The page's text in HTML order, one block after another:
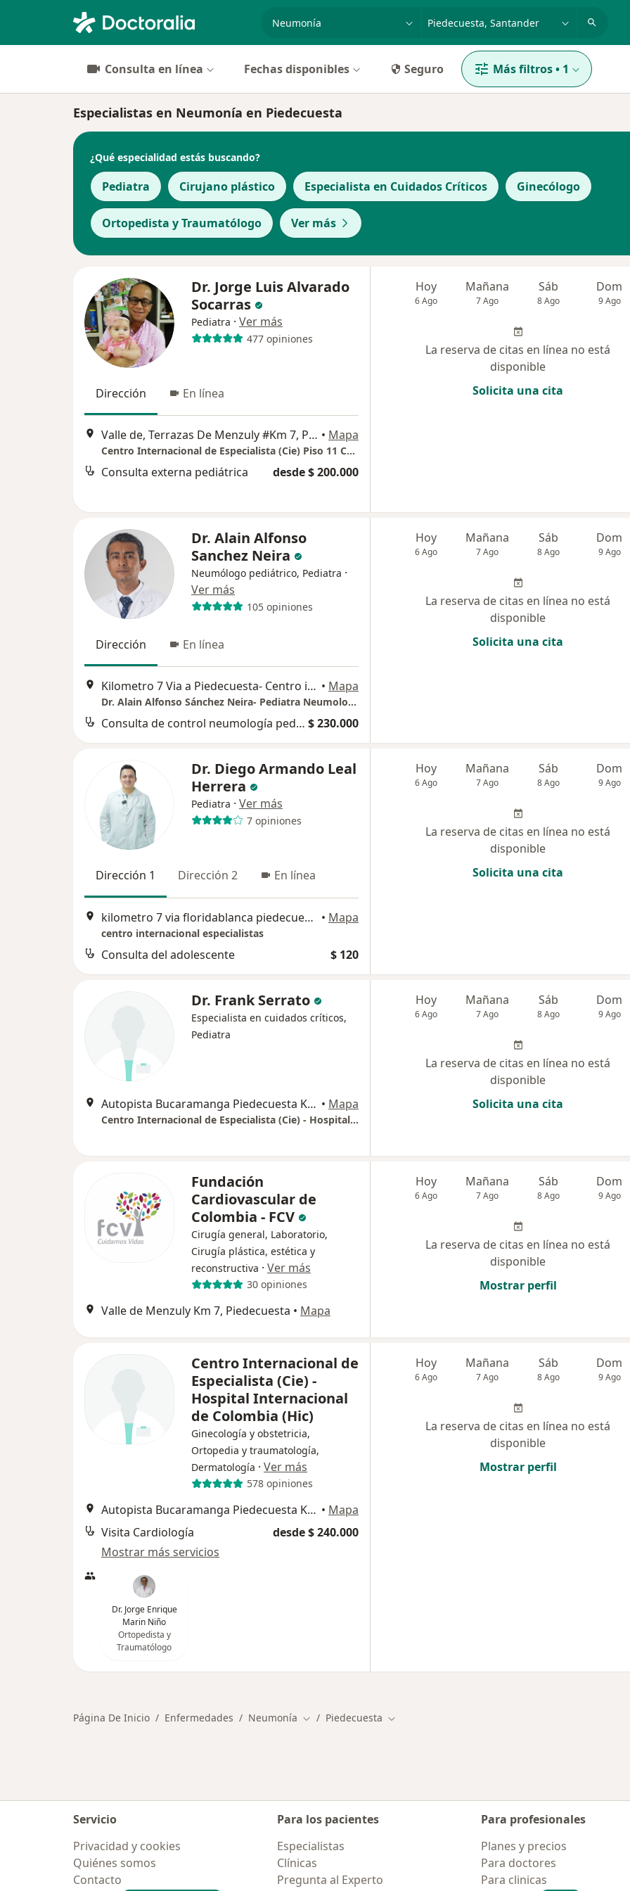
especialidad, enfermedad o nombre
Consulta en línea Fechas disponibles Seguro Más filtros• 1
Especialistas en Neumonía en Piedecuesta
¿Qué especialidad estás buscando?
Pediatra Cirujano plástico Especialista en Cuidados Críticos Ginecólogo
Ortopedista y Traumatólogo Ver más
Dr. Jorge Luis Alvarado
Socarras
Pediatra · Ver más
477 opiniones
Dirección En línea
Valle de, Terrazas De Menzuly #Km 7, Piedecuesta, Santander, Piedecuesta • Mapa
Centro Internacional de Especialista (Cie) Piso 11 Consultorio 1107 sur
Consulta externa pediátrica desde $ 200.000
Hoy
6 Ago
Mañana
7 Ago
Sáb
8 Ago
Dom
9 Ago
La reserva de citas en línea no está
disponible
Solicita una cita
Dr. Alain Alfonso
Sanchez Neira
Neumólogo pediátrico, Pediatra ·
Ver más
105 opiniones
Dirección En línea
Kilometro 7 Via a Piedecuesta- Centro internacional de Especialistas, Bucaramanga • Mapa
Dr. Alain Alfonso Sánchez Neira- Pediatra Neumologo
Consulta de control neumología pediátrica $ 230.000
Hoy
6 Ago
Mañana
7 Ago
Sáb
8 Ago
Dom
9 Ago
La reserva de citas en línea no está
disponible
Solicita una cita
Dr. Diego Armando Leal
Herrera
Pediatra · Ver más
7 opiniones
Dirección 1 Dirección 2 En línea
kilometro 7 via floridablanca piedecuesta, Piedecuesta • Mapa
centro internacional especialistas
Consulta del adolescente $ 120
Hoy
6 Ago
Mañana
7 Ago
Sáb
8 Ago
Dom
9 Ago
La reserva de citas en línea no está
disponible
Solicita una cita
Dr. Frank Serrato
Especialista en cuidados críticos,
Pediatra
Autopista Bucaramanga Piedecuesta KM 7 Valle de Menzuli, Piedecuesta • Mapa
Centro Internacional de Especialista (Cie) - Hospital Internacional de Colombia (Hic)
Hoy
6 Ago
Mañana
7 Ago
Sáb
8 Ago
Dom
9 Ago
La reserva de citas en línea no está
disponible
Solicita una cita
Fundación
Cardiovascular de
Colombia - FCV
Cirugía general, Laboratorio,
Cirugía plástica, estética y
reconstructiva · Ver más
30 opiniones
Valle de Menzuly Km 7, Piedecuesta • Mapa
Hoy
6 Ago
Mañana
7 Ago
Sáb
8 Ago
Dom
9 Ago
La reserva de citas en línea no está
disponible
Mostrar perfil
Centro Internacional de
Especialista (Cie) -
Hospital Internacional
de Colombia (Hic)
Ginecología y obstetricia,
Ortopedia y traumatología,
Dermatología · Ver más
578 opiniones
Autopista Bucaramanga Piedecuesta KM 7 Valle de Menzuli, Piedecuesta • Mapa
Visita Cardiología
desde $ 240.000
Mostrar más servicios
Dr. Jorge Enrique
Marin Niño
Ortopedista y
Traumatólogo
Hoy
6 Ago
Mañana
7 Ago
Sáb
8 Ago
Dom
9 Ago
La reserva de citas en línea no está
disponible
Mostrar perfil
Página De Inicio Enfermedades Neumonía Cambiar de ciudad
Piedecuesta Cambiar de ciudad
Servicio
Privacidad y cookies
Quiénes somos
Contacto
Para los pacientes
Especialistas
Clínicas
Pregunta al Experto
Para profesionales
Planes y precios
Para doctores
Para clinicas